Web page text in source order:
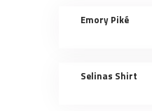
Emory Piké
Selinas Shirt